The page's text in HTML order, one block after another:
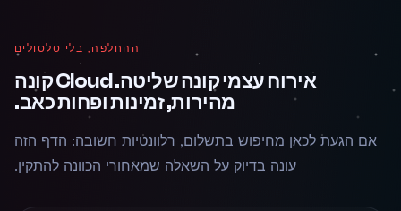
ההחלפה, בלי סלסולים
אירוח עצמי קונה שליטה. Cloud קונה
מהירות, זמינות ופחות כאב.
אם הגעת לכאן מחיפוש בתשלום, רלוונטיות חשובה: הדף הזה
עונה בדיוק על השאלה שמאחורי הכוונה להתקין.